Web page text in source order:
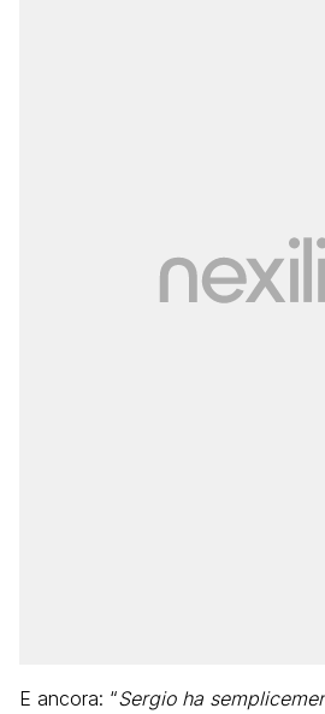
E ancora: “Sergio ha